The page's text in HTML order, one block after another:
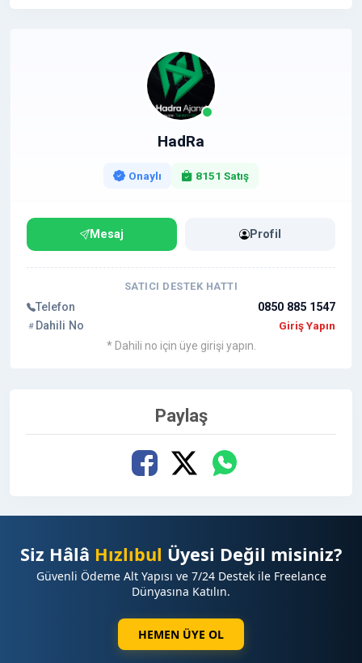
HadRa
Onaylı 8151 Satış
Mesaj Profil
SATICI DESTEK HATTI
Telefon
0850 885 1547
Dahili No
Giriş Yapın
* Dahili no için üye girişi yapın.
Paylaş
Siz Hâlâ Hızlıbul Üyesi Değil misiniz?
Güvenli Ödeme Alt Yapısı ve 7/24 Destek ile Freelance
Dünyasına Katılın.
HEMEN ÜYE OL